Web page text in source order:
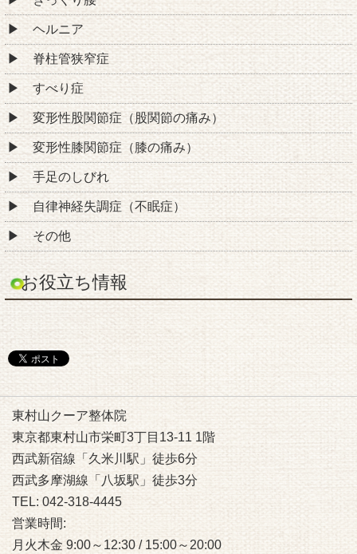
東村山クーア整体院
東京都東村山市栄町3丁目13-11 1階
西武新宿線「久米川駅」徒歩6分
西武多摩湖線「八坂駅」徒歩3分
TEL: 042-318-4445
営業時間:
月火木金 9:00～12:30 / 15:00～20:00
水土 9:00～12:30
定休日: 水曜午後、土曜午後、日・祝
Copyright © 2026 「東村山クーア整体院」 All rights reserved.
PC表示 モバイル表示